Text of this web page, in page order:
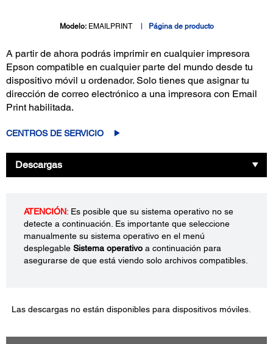
Modelo: EMAILPRINT Página de producto
A partir de ahora podrás imprimir en cualquier impresora
Epson compatible en cualquier parte del mundo desde tu
dispositivo móvil u ordenador. Solo tienes que asignar tu
dirección de correo electrónico a una impresora con Email
Print habilitada.
CENTROS DE SERVICIO
Descargas
ATENCIÓN: Es posible que su sistema operativo no se
detecte a continuación. Es importante que seleccione
manualmente su sistema operativo en el menú
desplegable Sistema operativo a continuación para
asegurarse de que está viendo solo archivos compatibles.
Las descargas no están disponibles para dispositivos móviles.